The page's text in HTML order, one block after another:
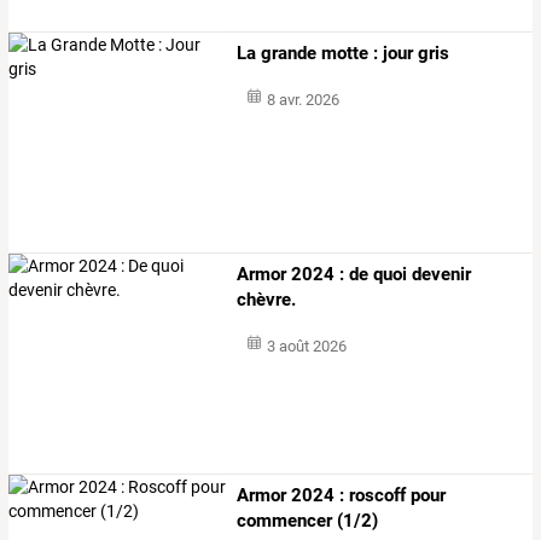
La grande motte : jour gris
8 avr. 2026
Armor 2024 : de quoi devenir
chèvre.
3 août 2026
Armor 2024 : roscoff pour
commencer (1/2)